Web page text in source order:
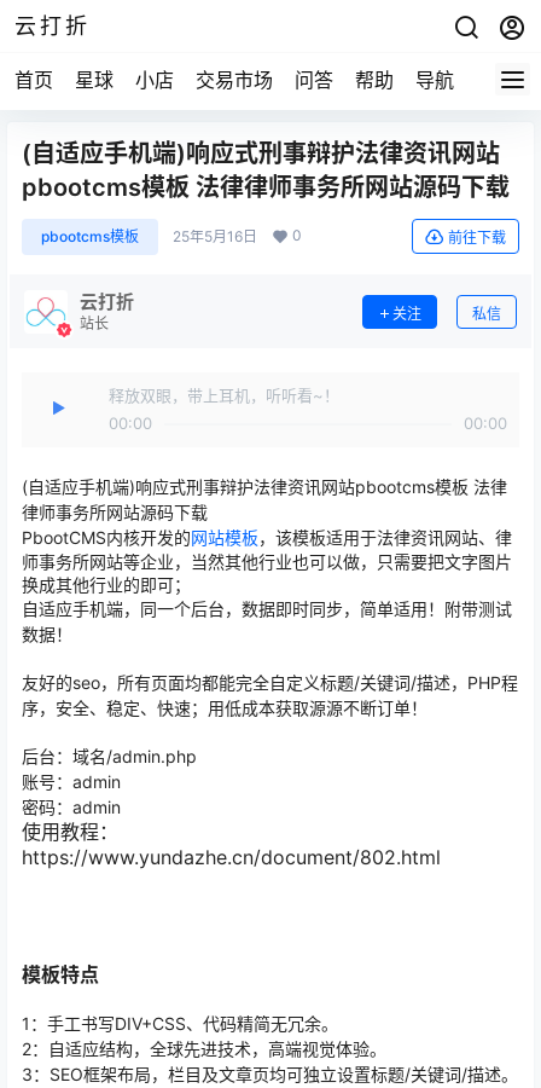
云打折
首页 星球 小店 交易市场 问答 帮助 导航 快报
(自适应手机端)响应式刑事辩护法律资讯网站
pbootcms模板 法律律师事务所网站源码下载
pbootcms模板 25年5月16日 0 前往下载
云打折
站长
关注 私信
释放双眼，带上耳机，听听看~！
00:00
00:00
(自适应手机端)响应式刑事辩护法律资讯网站pbootcms模板 法律
律师事务所网站源码下载
PbootCMS内核开发的网站模板，该模板适用于法律资讯网站、律
师事务所网站等企业，当然其他行业也可以做，只需要把文字图片
换成其他行业的即可；
自适应手机端，同一个后台，数据即时同步，简单适用！附带测试
数据！
友好的seo，所有页面均都能完全自定义标题/关键词/描述，PHP程
序，安全、稳定、快速；用低成本获取源源不断订单！
后台：域名/admin.php
账号：admin
密码：admin
使用教程：
https://www.yundazhe.cn/document/802.html
模板特点
1：手工书写DIV+CSS、代码精简无冗余。
2：自适应结构，全球先进技术，高端视觉体验。
3：SEO框架布局，栏目及文章页均可独立设置标题/关键词/描述。